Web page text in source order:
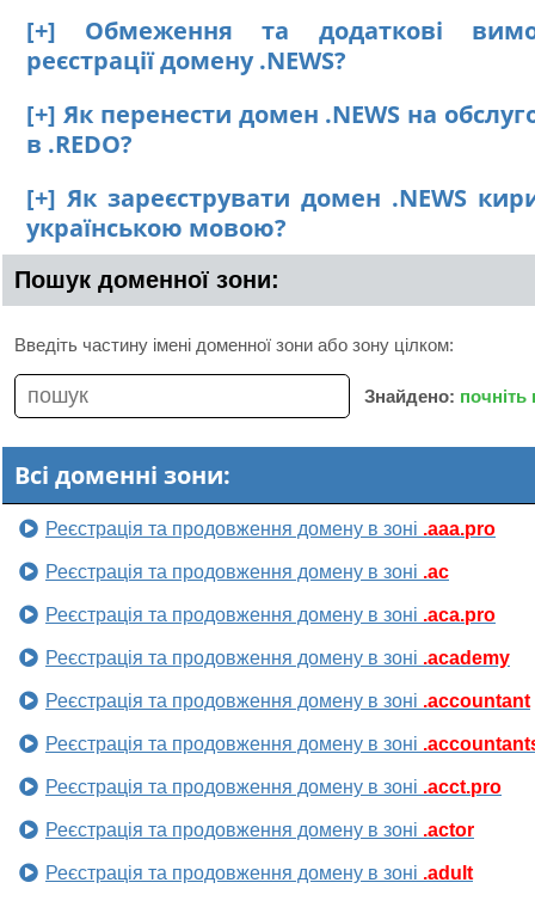
[+] Обмеження та додаткові
реєстрації домену .NEWS?
[+] Як перенести домен .NEWS на
в .REDO?
[+] Як зареєструвати домен .NEWS
українською мовою?
Пошук доменної зони:
Введіть частину імені доменної зони або зону цілком:
Знайдено:
Всі доменні зони:
Реєстрація та продовження домену в зоні .aaa.pro
Реєстрація та продовження домену в зоні .ac
Реєстрація та продовження домену в зоні .aca.pro
Реєстрація та продовження домену в зоні .academy
Реєстрація та продовження домену в зоні .accountant
Реєстрація та продовження домену в зоні
Реєстрація та продовження домену в зоні .acct.pro
Реєстрація та продовження домену в зоні .actor
Реєстрація та продовження домену в зоні .adult